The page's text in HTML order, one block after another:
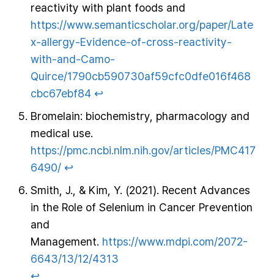
reactivity with plant foods and
https://www.semanticscholar.org/paper/Late
x-allergy-Evidence-of-cross-reactivity-
with-and-Camo-
Quirce/1790cb590730af59cfc0dfe016f468
cbc67ebf84 ↩︎
Bromelain: biochemistry, pharmacology and
medical use.
https://pmc.ncbi.nlm.nih.gov/articles/PMC417
6490/ ↩︎
Smith, J., & Kim, Y. (2021). Recent Advances
in the Role of Selenium in Cancer Prevention
and
Management. https://www.mdpi.com/2072-
6643/13/12/4313